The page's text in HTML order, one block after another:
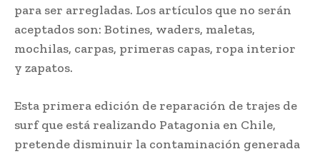
para ser arregladas. Los artículos que no serán
aceptados son: Botines, waders, maletas,
mochilas, carpas, primeras capas, ropa interior
y zapatos.
Esta primera edición de reparación de trajes de
surf que está realizando Patagonia en Chile,
pretende disminuir la contaminación generada